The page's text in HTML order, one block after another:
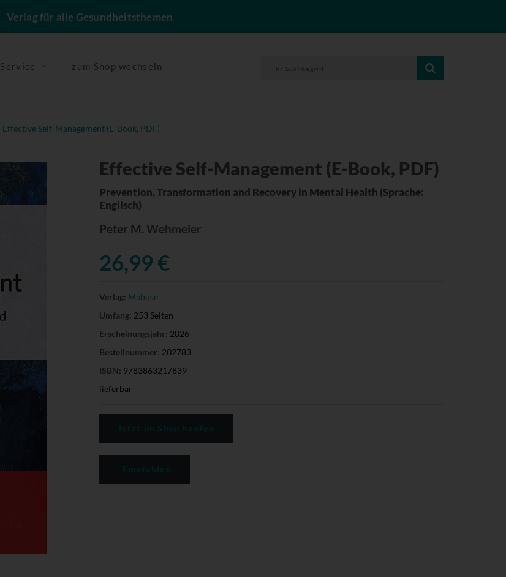
Verlag für alle Gesundheitsthemen
Service zum Shop wechseln
Effective Self-Management (E-Book, PDF)
Effective Self-Management (E-Book, PDF)
Prevention, Transformation and Recovery in Mental Health (Sprache:
Englisch)
Peter M. Wehmeier
26,99 €
Verlag: Mabuse
Umfang: 253 Seiten
Erscheinungsjahr: 2026
Bestellnummer: 202783
ISBN: 9783863217839
lieferbar